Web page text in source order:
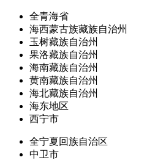
全青海省
海西蒙古族藏族自治州
玉树藏族自治州
果洛藏族自治州
海南藏族自治州
黄南藏族自治州
海北藏族自治州
海东地区
西宁市
全宁夏回族自治区
中卫市